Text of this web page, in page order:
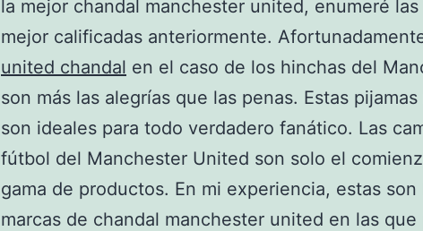
la mejor chandal manchester united, enumeré
mejor calificadas anteriormente.
united chandal en el caso de los hinchas del
son más las alegrías que las penas. Estas
son ideales para todo verdadero fanático. Las
fútbol del Manchester United son solo el
gama de productos. En mi experiencia, estas son
marcas de chandal manchester united en las